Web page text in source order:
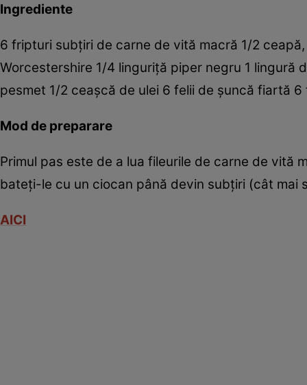
Ingrediente
6 fripturi subţiri de carne de vită macră 1/2
Worcestershire 1/4 linguriţă piper negru 1 lingură
pesmet 1/2 ceaşcă de ulei 6 felii de şuncă fiartă
Mod de preparare
Primul pas este de a lua fileurile de carne de vită
bateţi-le cu un ciocan până devin subţiri (cât mai
AICI